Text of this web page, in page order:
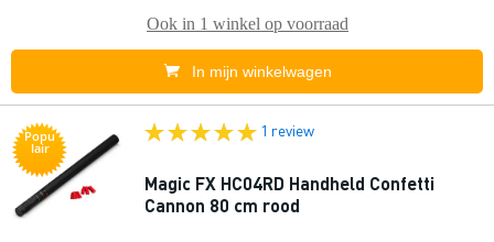
Ook in 1 winkel op voorraad
In mijn winkelwagen
Popu
lair
1 review
Magic FX HC04RD Handheld Confetti
Cannon 80 cm rood